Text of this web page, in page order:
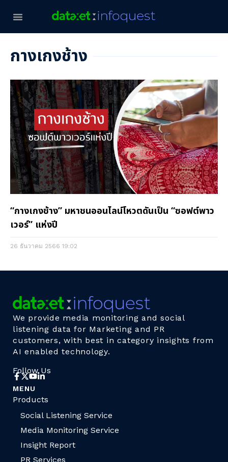
กางเกงช้าง
“กางเกงช้าง” มหาชนออนไลน์โหวตดันเป็น “ซอฟต์พาว
เวอร์” แห่งปี
26 ธันวาคม 2566 19:02
We provide media monitoring and social
listening data for Marketing and PR
customers, with best in category insights from
AI enabled technology.
Follow Us
MENU
Products
Social Listening Service
Media Monitoring Service
Insight Report
PR Services